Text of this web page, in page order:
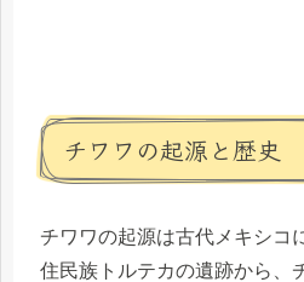
チワワの起源と歴史
チワワの起源は古代メキシコ
住民族トルテカの遺跡から、